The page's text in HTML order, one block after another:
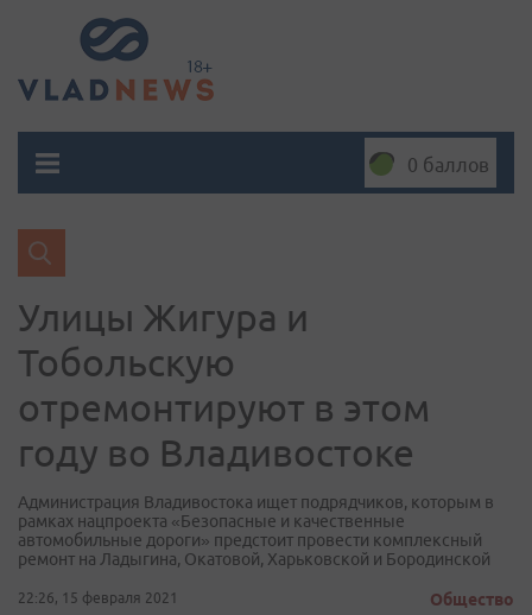
0 баллов
Улицы Жигура и
Тобольскую
отремонтируют в этом
году во Владивостоке
Администрация Владивостока ищет подрядчиков, которым в
рамках нацпроекта «Безопасные и качественные
автомобильные дороги» предстоит провести комплексный
ремонт на Ладыгина, Окатовой, Харьковской и Бородинской
22:26, 15 февраля 2021 Общество